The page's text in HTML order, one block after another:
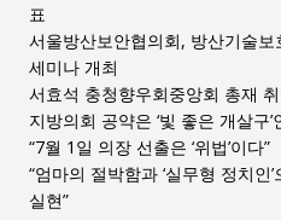
표
서울방산보안협의회, 방산기술보
세미나 개최
서효석 충청향우회중앙회 총재
지방의회 공약은 ‘빛 좋은 개살구’
“7월 1일 의장 선출은 ‘위법’이다”
“엄마의 절박함과 ‘실무형 정치인
실현”